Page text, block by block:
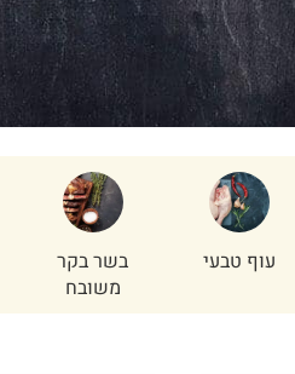
עוף טבעי
בשר בקר
משובח